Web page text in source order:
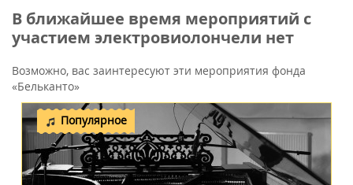
В ближайшее время мероприятий с
участием электровиолончели нет
Возможно, вас заинтересуют эти мероприятия фонда
«Бельканто»
Популярное